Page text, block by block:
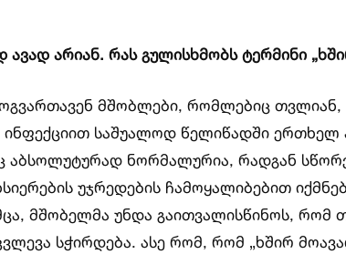
არიან. რას გულისხმობს ტერმინი
მშობლები, რომლებიც
ინფექციით საშუალოდ წელიწადში
აბსოლუტურად ნორმალურია, რადგან
უჯრედების ჩამოყალიბებით
მშობელმა უნდა გაითვალისწინოს, რომ
სჭირდება. ასე რომ, რომ „ხშირ